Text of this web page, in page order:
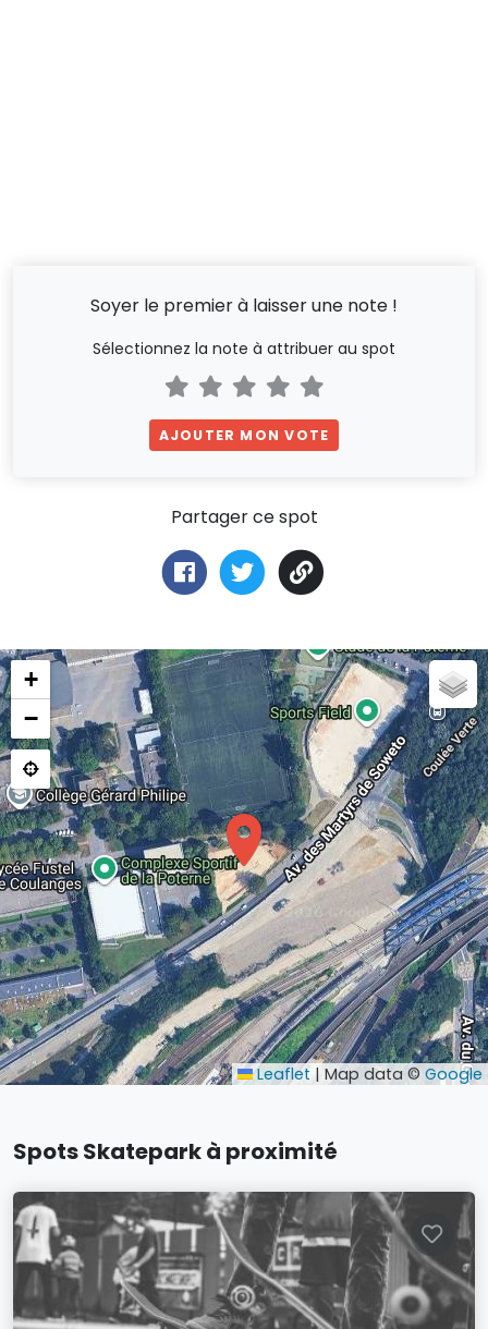
Soyer le premier à laisser une note !
Sélectionnez la note à attribuer au spot
AJOUTER MON VOTE
Partager ce spot
+
−
Leaflet | Map data © Google
Spots Skatepark à proximité